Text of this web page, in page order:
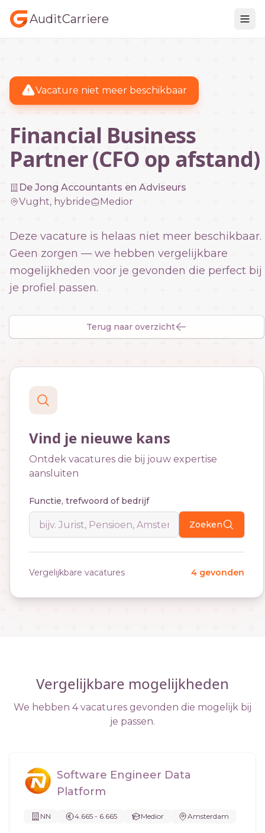
AuditCarriere
Vacature niet meer beschikbaar
Financial Business
Partner (CFO op afstand)
De Jong Accountants en Adviseurs
Vught, hybride
Medior
Deze vacature is helaas niet meer beschikbaar.
Geen zorgen — we hebben vergelijkbare
mogelijkheden voor je gevonden die perfect bij
je profiel passen.
Terug naar overzicht
Vind je nieuwe kans
Ontdek vacatures die bij jouw expertise
aansluiten
Functie, trefwoord of bedrijf
Zoeken
Vergelijkbare vacatures 4 gevonden
Vergelijkbare mogelijkheden
We hebben 4 vacatures gevonden die mogelijk bij
je passen.
Software Engineer Data
Platform
NN 4.665 - 6.665 Medior Amsterdam